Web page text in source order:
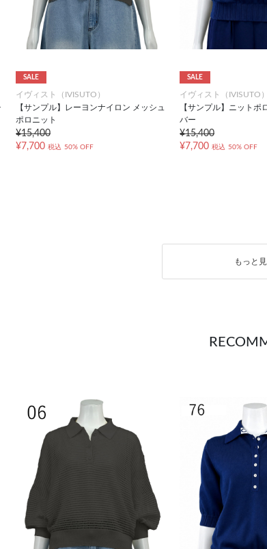
SALE
イヴィスト（IVISUTO）
【サンプル】レーヨンナイロン メッシュ
ポロニット
¥15,400
¥7,700 税込 50% OFF
SALE
イヴィスト（IVISUTO）
【サンプル】ニットポ
バー
¥15,400
¥7,700 税込 50% OFF
もっと